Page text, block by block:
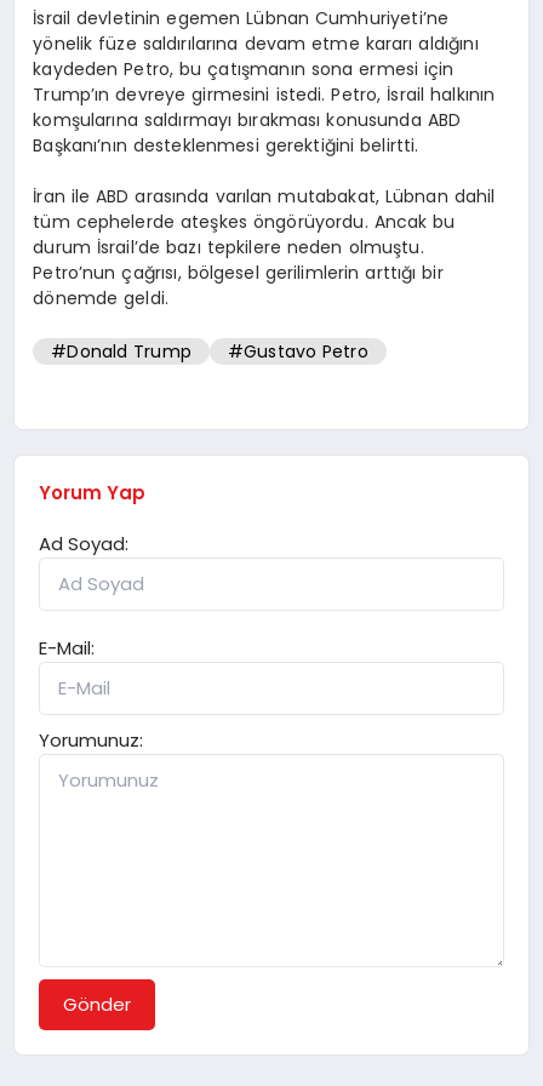
İsrail devletinin egemen Lübnan Cumhuriyeti’ne
yönelik füze saldırılarına devam etme kararı aldığını
kaydeden Petro, bu çatışmanın sona ermesi için
Trump’ın devreye girmesini istedi. Petro, İsrail halkının
komşularına saldırmayı bırakması konusunda ABD
Başkanı’nın desteklenmesi gerektiğini belirtti.
İran ile ABD arasında varılan mutabakat, Lübnan dahil
tüm cephelerde ateşkes öngörüyordu. Ancak bu
durum İsrail’de bazı tepkilere neden olmuştu.
Petro’nun çağrısı, bölgesel gerilimlerin arttığı bir
dönemde geldi.
#Donald Trump #Gustavo Petro
Yorum Yap
Ad Soyad:
E-Mail:
Yorumunuz:
Gönder